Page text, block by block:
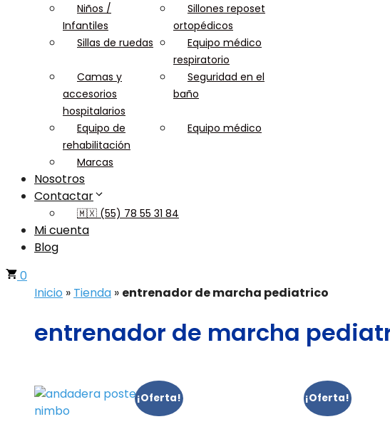
Niños /
Infantiles
Sillones reposet
ortopédicos
Sillas de ruedas
Equipo médico
respiratorio
Camas y
accesorios
hospitalarios
Seguridad en el
baño
Equipo de
rehabilitación
Equipo médico
Marcas
Nosotros
Contactar
🇲🇽 (55) 78 55 31 84
Mi cuenta
Blog
0
Inicio » Tienda » entrenador de marcha pediatrico
entrenador de marcha
¡Oferta! ¡Oferta!